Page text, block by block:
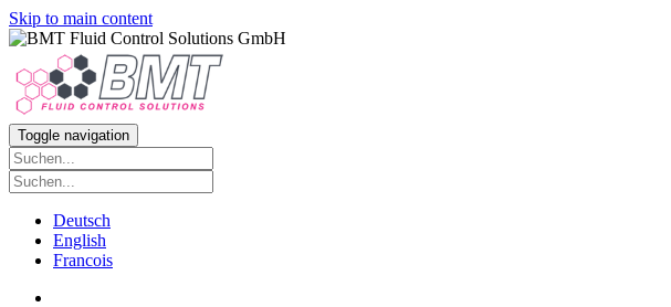
Skip to main content
Toggle navigation
Deutsch
English
Francois